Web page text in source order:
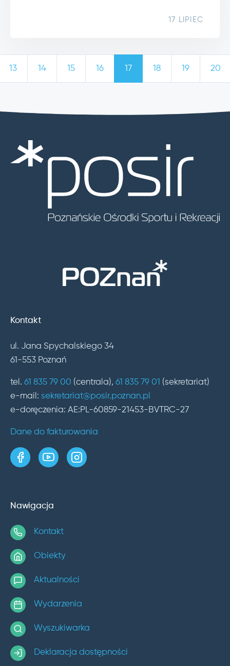
17 LIPIEC
13 14 15 16 17 18 19 20
Kontakt
ul. Jana Spychalskiego 34
61-553 Poznań
tel. 61 835 79 00 (centrala), 61 835 79 01 (sekretariat)
e-mail: sekretariat@posir.poznan.pl
e-doręczenia: AE:PL-60859-21453-BVTRC-27
Dane do fakturowania
strona w serwisie Facebook
kanał w serwisie YouTube
profil w serwisie Instagram
Nawigacja
Kontakt
Obiekty
Aktualności
Wydarzenia
Wyszukiwarka
Deklaracja dostępności